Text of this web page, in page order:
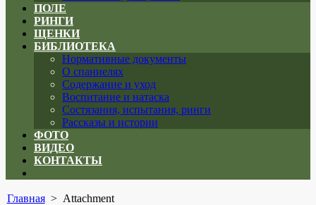
ПОЛЕ
РИНГИ
ЩЕНКИ
БИБЛИОТЕКА
Нормативные документы
О спаниелях
Содержание и уход
Воспитание и натаска
Состязания, испытания, ринги
Рассказы и истории
ФОТО
ВИДЕО
КОНТАКТЫ
menu
Главная> Attachment